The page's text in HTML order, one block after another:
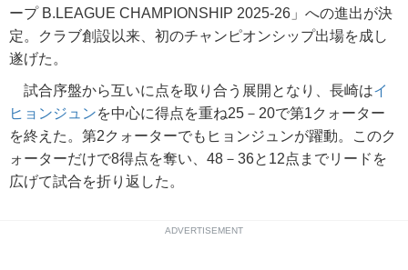
ープ B.LEAGUE CHAMPIONSHIP 2025-26」への進出が決
定。クラブ創設以来、初のチャンピオンシップ出場を成し
遂げた。
試合序盤から互いに点を取り合う展開となり、長崎はイ
ヒョンジュンを中心に得点を重ね25－20で第1クォーター
を終えた。第2クォーターでもヒョンジュンが躍動。このク
ォーターだけで8得点を奪い、48－36と12点までリードを
広げて試合を折り返した。
ADVERTISEMENT